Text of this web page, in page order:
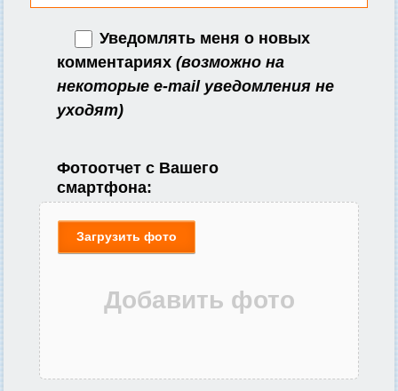
Уведомлять меня о новых
комментариях (возможно на
некоторые e-mail уведомления не
уходят)
Фотоотчет с Вашего
смартфона:
Загрузить фото